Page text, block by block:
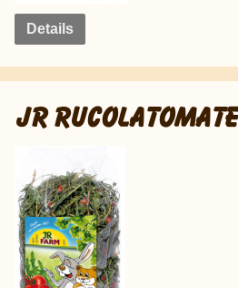
Details
JR RUCOLATOMATE